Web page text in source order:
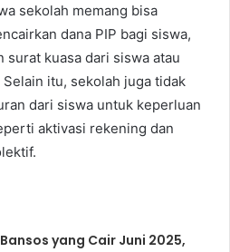
sekolah memang bisa
dana PIP bagi siswa,
surat kuasa dari siswa atau
itu, sekolah juga tidak
dari siswa untuk keperluan
aktivasi rekening dan
yang Cair Juni 2025,